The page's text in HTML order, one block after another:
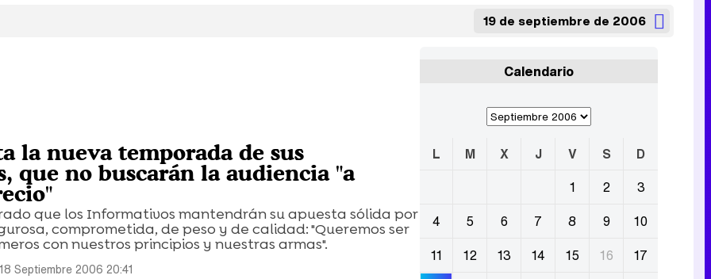
19 de septiembre de 2006
la nueva temporada de sus
que no buscarán la audiencia "a
que los Informativos mantendrán su apuesta sólida por
comprometida, de peso y de calidad: "Queremos ser
con nuestros principios y nuestras armas".
Septiembre 2006 20:41
Calendario
L M X J V S
D
1
2
3
4
5 6 7 8 9
10
11
12 13 14 15 16
17